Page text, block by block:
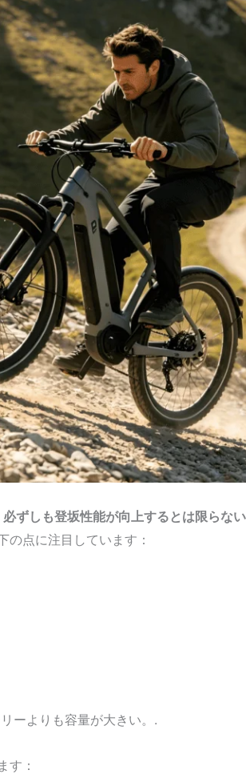
ずしも登坂性能が向上するとは限らない
の点に注目しています：
ーよりも容量が大きい。.
す：